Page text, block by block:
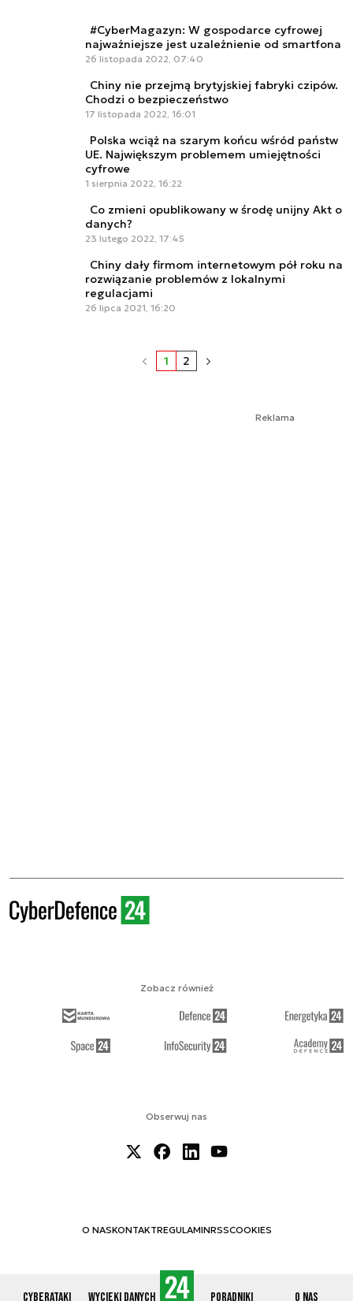
Cyberataki Wycieki danych Poradniki O nas
#CyberMagazyn: W gospodarce cyfrowej
najważniejsze jest uzależnienie od smartfona
26 listopada 2022, 07:40
Chiny nie przejmą brytyjskiej fabryki czipów.
Chodzi o bezpieczeństwo
17 listopada 2022, 16:01
Polska wciąż na szarym końcu wśród państw
UE. Największym problemem umiejętności
cyfrowe
1 sierpnia 2022, 16:22
Co zmieni opublikowany w środę unijny Akt o
danych?
23 lutego 2022, 17:45
Chiny dały firmom internetowym pół roku na
rozwiązanie problemów z lokalnymi
regulacjami
26 lipca 2021, 16:20
1 2
Reklama
Obserwuj nas
O NASKONTAKTREGULAMINRSSCOOKIES
Zobacz również